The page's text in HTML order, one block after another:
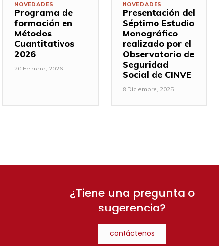
NOVEDADES
Programa de
formación en
Métodos
Cuantitativos
2026
20 Febrero, 2026
NOVEDADES
Presentación del
Séptimo Estudio
Monográfico
realizado por el
Observatorio de
Seguridad
Social de CINVE
8 Diciembre, 2025
¿Tiene una pregunta o
sugerencia?
contáctenos